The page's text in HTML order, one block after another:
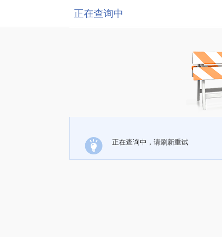
正在查询中
正在查询中，请刷新重试